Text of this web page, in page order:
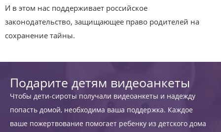
И в этом нас поддерживает российское
законодательство, защищающее право родителей на
сохранение тайны.
Подарите детям видеоанкеты
Чтобы дети-сироты получали видеоанкеты и надежду
попасть домой, необходима ваша поддержка. Каждое
ваше пожертвование помогает ребенку из детского дома